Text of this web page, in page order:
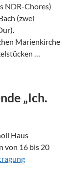
NDR-Chores)
(zwei
Marienkirche
…
„Ich.
Haus
von 16 bis 20